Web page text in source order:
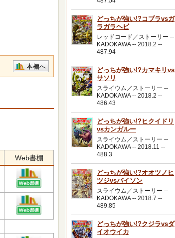
本棚へ
Web書棚
どっちが強い!?コブラvsガ
ラガラヘビ
レッドコード／ストーリー --
KADOKAWA -- 2018.2 --
487.94
どっちが強い!?カマキリvs
サソリ
スライウム／ストーリー --
KADOKAWA -- 2018.2 --
486.43
どっちが強い!?ヒクイドリ
vsカンガルー
スライウム／ストーリー --
KADOKAWA -- 2018.11 --
488.3
どっちが強い!?オオツノヒ
ツジvsバイソン
スライウム／ストーリー --
KADOKAWA -- 2018.7 --
489.85
どっちが強い!?クジラvsダ
イオウイカ